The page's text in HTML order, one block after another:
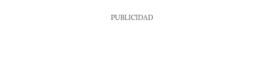
PUBLICIDAD